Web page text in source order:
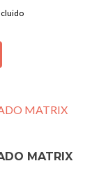
MATRIX